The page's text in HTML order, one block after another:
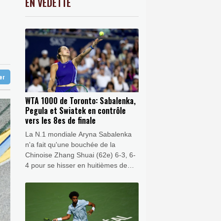
du touriste franco-argentin
alimentaire
dans son lycée
-0.41%
0.46% 4322.09 €
WTA 1000 de Toronto: Sabalenka,
Pegula et Swiatek en contrôle
vers les 8es de finale
La N.1 mondiale Aryna Sabalenka
n'a fait qu'une bouchée de la
Chinoise Zhang Shuai (62e) 6-3, 6-
4 pour se hisser en huitièmes de
stade que Jessica Pegula (3e) et
Iga Swiatek (8e) ont elles aussi
atteint sans trop transpirer.